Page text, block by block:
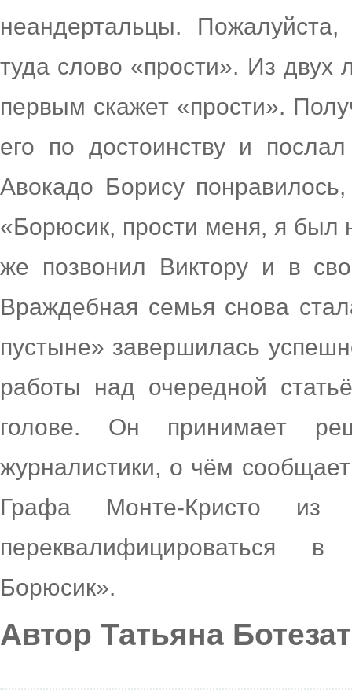
неандертальцы.
туда слово «прости». Из двух
первым скажет «прости».
его по достоинству и
Авокадо Борису
«Борюсик, прости меня, я был
же позвонил Виктору и в
Враждебная семья снова
пустыне» завершилась
работы над очередной
голове. Он принимает
журналистики, о чём
Графа Монте-Кристо
переквалифицироваться
Борюсик».
Автор Татьяна